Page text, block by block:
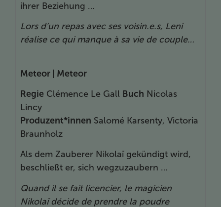
ihrer Beziehung …
Lors d’un repas avec ses voisin.e.s, Leni
réalise ce qui manque à sa vie de couple…
Meteor | Meteor
Regie Clémence Le Gall Buch Nicolas
Lincy
Produzent*innen Salomé Karsenty, Victoria
Braunholz
Als dem Zauberer Nikolaï gekündigt wird,
beschließt er, sich wegzuzaubern …
Quand il se fait licencier, le magicien
Nikolaï décide de prendre la poudre